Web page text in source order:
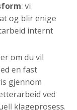
: vi
og blir enige
internt
om du vil
en fast
gjennom
ved
klageprosess.